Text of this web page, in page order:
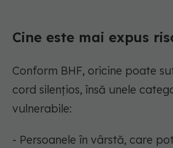
Cine este mai expus
Conform BHF, oricine poate
cord silențios, însă unele
vulnerabile:
- Persoanele în vârstă, care